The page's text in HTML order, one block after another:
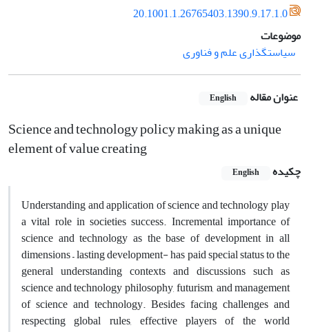
20.1001.1.26765403.1390.9.17.1.0
موضوعات
سیاستگذاری علم و فناوری
عنوان مقاله English
Science and technology policy making as a unique
element of value creating
چکیده English
Understanding and application of science and technology play
a vital role in societies success. Incremental importance of
science and technology as the base of development in all
dimensions – lasting development- has paid special status to the
general understanding contexts and discussions such as
science and technology philosophy, futurism, and management
of science and technology. Besides facing challenges and
respecting global rules, effective players of the world